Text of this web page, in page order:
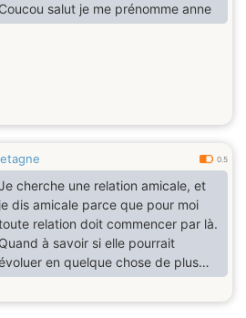
Coucou salut je me prénomme anne
0.5
cherche une relation amicale, et
je dis amicale parce que pour moi
relation doit commencer par là.
Quand à savoir si elle pourrait
en quelque chose de plus
ça l'avenir pourra peut être
le dire